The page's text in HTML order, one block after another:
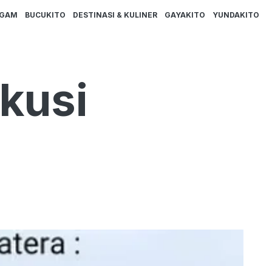
BUCUKITO DESTINASI & KULINER GAYAKITO YUNDAKITO